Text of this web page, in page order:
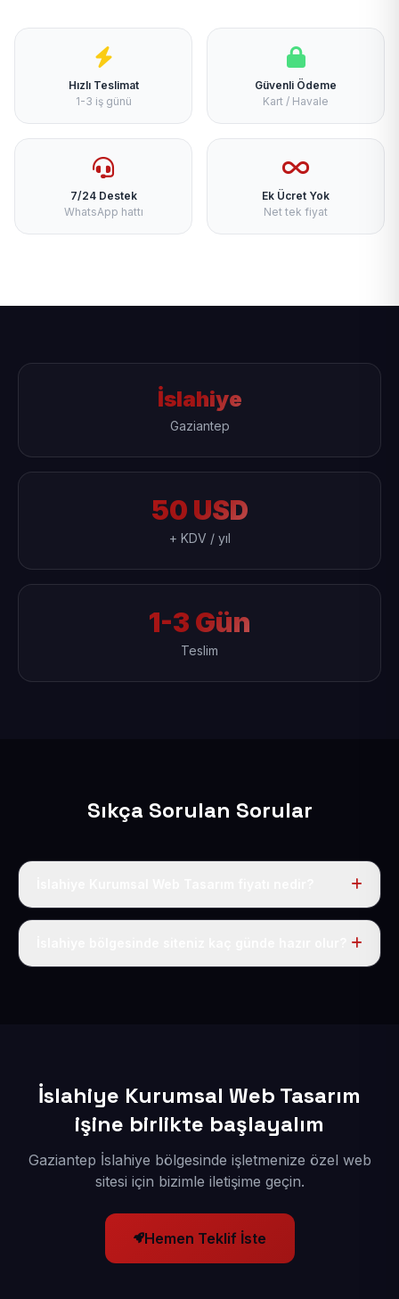
Hızlı Teslimat
1-3 iş günü
Güvenli Ödeme
Kart / Havale
7/24 Destek
WhatsApp hattı
Ek Ücret Yok
Net tek fiyat
İslahiye
Gaziantep
50 USD
+ KDV / yıl
1-3 Gün
Teslim
Sıkça Sorulan Sorular
Tek fiyat uygulanır: yıllık 50 USD + KDV. Bu bedele alan
İslahiye Kurumsal Web Tasarım
işine birlikte başlayalım
Gaziantep İslahiye bölgesinde işletmenize özel web
sitesi için bizimle iletişime geçin.
Hemen Teklif İste